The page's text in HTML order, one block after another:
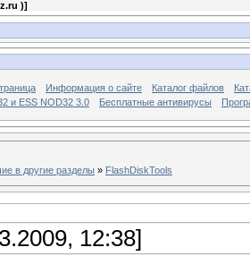
)]
Информация о сайте Каталог файлов
и ESS NOD32 3.0
Бесплатные антивирусы
в другие разделы » FlashDiskTools
12:38]